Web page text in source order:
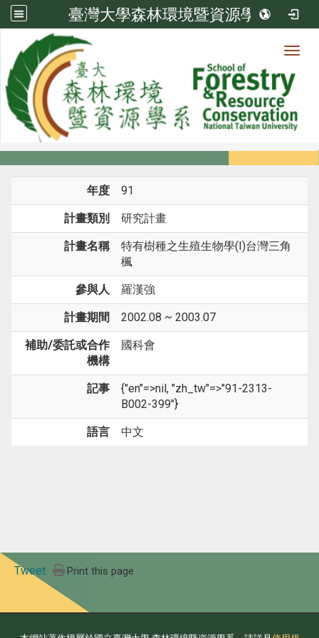
臺灣大學森林環境暨資源學系
系所成員
系所成員
年度 91
計畫類別 研究計畫
計畫名稱
特有樹種之生殖生物學(I)台灣三角
楓
參與人 羅漢強
計畫期間 2002.08 ~ 2003.07
補助/委託或合作
機構
國科會
記事
{"en"=>nil, "zh_tw"=>"91-2313-
B002-399"}
語言 中文
Tweet Print this page